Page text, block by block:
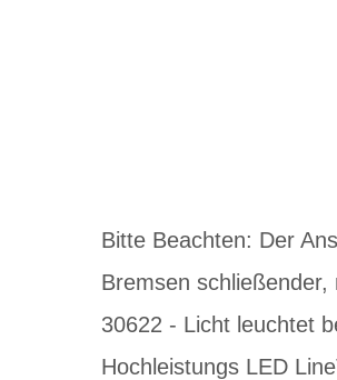
Bitte Beachten: Der
Bremsen
30622 - Licht leuchtet
Hochleistungs LED